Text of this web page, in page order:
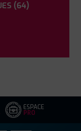
(64)
ESPACE
PRO